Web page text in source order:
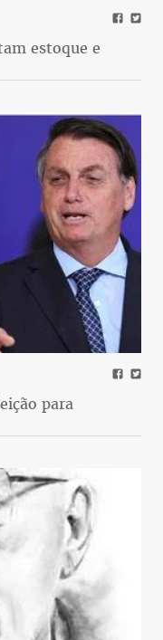
estoque e
para